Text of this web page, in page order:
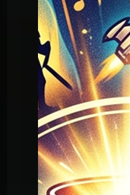
Question Graal
Graal V2 - 11 film
Question Graal
Question Graal
Question Graal